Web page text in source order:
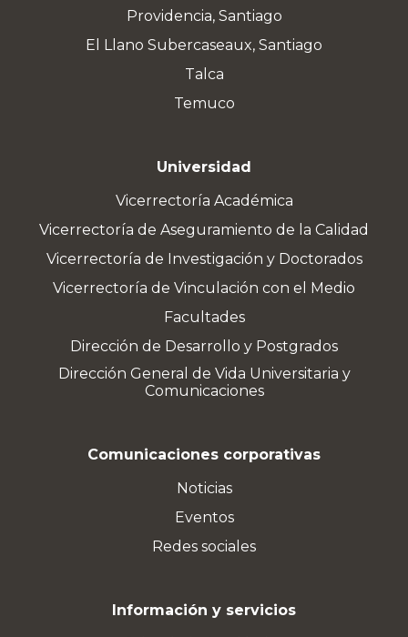
Providencia, Santiago
El Llano Subercaseaux, Santiago
Talca
Temuco
Universidad
Vicerrectoría Académica
Vicerrectoría de Aseguramiento de la Calidad
Vicerrectoría de Investigación y Doctorados
Vicerrectoría de Vinculación con el Medio
Facultades
Dirección de Desarrollo y Postgrados
Dirección General de Vida Universitaria y
Comunicaciones
Comunicaciones corporativas
Noticias
Eventos
Redes sociales
Información y servicios